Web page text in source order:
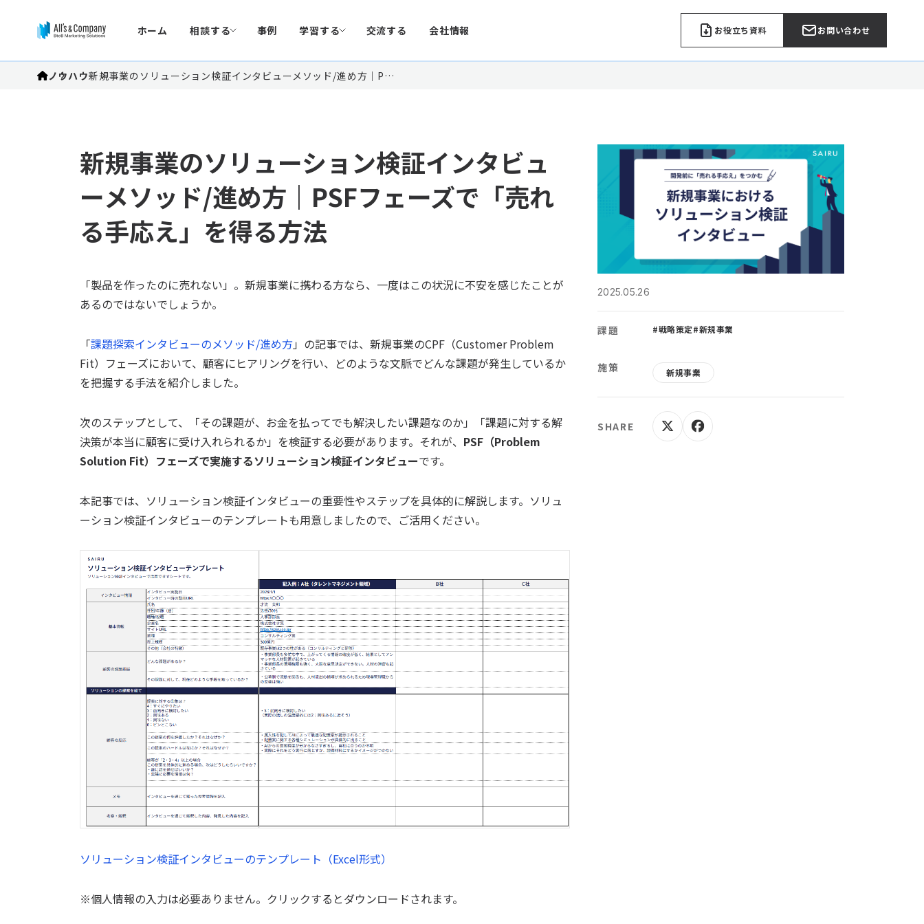
ホーム 相談する 事例 学習する 交流する 会社情報 お役立ち資料 お問い合わせ
ノウハウ新規事業のソリューション検証インタビューメソッド/進め方｜P…
新規事業のソリューション検証インタビュ
ーメソッド/進め方｜PSFフェーズで「売れ
る手応え」を得る方法
「製品を作ったのに売れない」。新規事業に携わる方なら、一度はこの状況に不安を感じたことが
あるのではないでしょうか。
「課題探索インタビューのメソッド/進め方」の記事では、新規事業のCPF（Customer Problem
Fit）フェーズにおいて、顧客にヒアリングを行い、どのような文脈でどんな課題が発生しているか
を把握する手法を紹介しました。
次のステップとして、「その課題が、お金を払ってでも解決したい課題なのか」「課題に対する解
決策が本当に顧客に受け入れられるか」を検証する必要があります。それが、 PSF（Problem
Solution Fit）フェーズで実施するソリューション検証インタビューです。
本記事では、ソリューション検証インタビューの重要性やステップを具体的に解説します。ソリュ
ーション検証インタビューのテンプレートも用意しましたので、ご活用ください。
ソリューション検証インタビューのテンプレート（Excel形式）
※個人情報の入力は必要ありません。クリックするとダウンロードされます。
2025.05.26
課題 #戦略策定#新規事業
施策 新規事業
SHARE